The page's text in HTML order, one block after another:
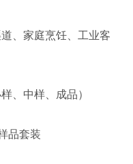
、家庭烹饪、工业客
、中样、成品）
品套装